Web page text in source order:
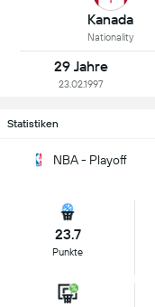
Kanada
Nationality
29 Jahre
23.02.1997
Statistiken
NBA - Playoff
23.7
Punkte